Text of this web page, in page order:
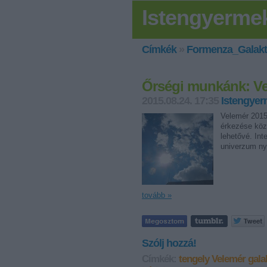
Címkék»
Őrségi munkánk:
Velemér
érkezése
lehetővé.
univerzum
tovább »
Szólj hozzá!
tengely Velemér